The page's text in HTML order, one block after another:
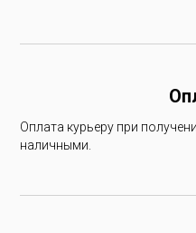
Оплата курьеру при
наличными.